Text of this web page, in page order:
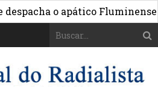
o apático Fluminense »